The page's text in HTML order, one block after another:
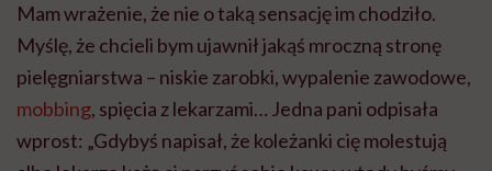
Mam wrażenie, że nie o taką sensację im chodziło.
Myślę, że chcieli bym ujawnił jakąś mroczną stronę
pielęgniarstwa – niskie zarobki, wypalenie zawodowe,
mobbing, spięcia z lekarzami… Jedna pani odpisała
wprost: „Gdybyś napisał, że koleżanki cię molestują